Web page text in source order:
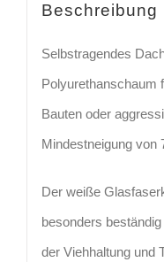
Beschreibung
Selbstragendes
Polyurethanschaum
Bauten oder
Mindestneigung von
Der weiße
besonders
der Viehhaltung und